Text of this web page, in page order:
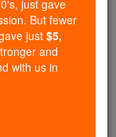
24
trono e
just gave
But fewer
just $5,
and
with us in